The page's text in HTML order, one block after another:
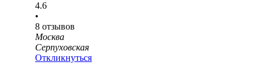
4.6
•
8 отзывов
Москва
Серпуховская
Откликнуться